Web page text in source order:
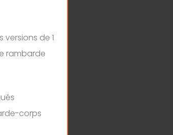
de 1
rambarde
corps